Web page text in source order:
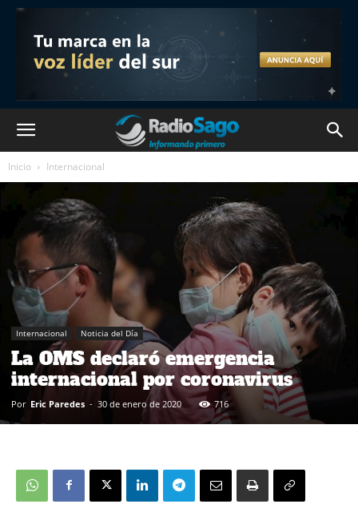
Inicio Internacional
Internacional Noticia del Día
La OMS declaró emergencia
internacional por coronavirus
Por Eric Paredes - 30 de enero de 2020 716